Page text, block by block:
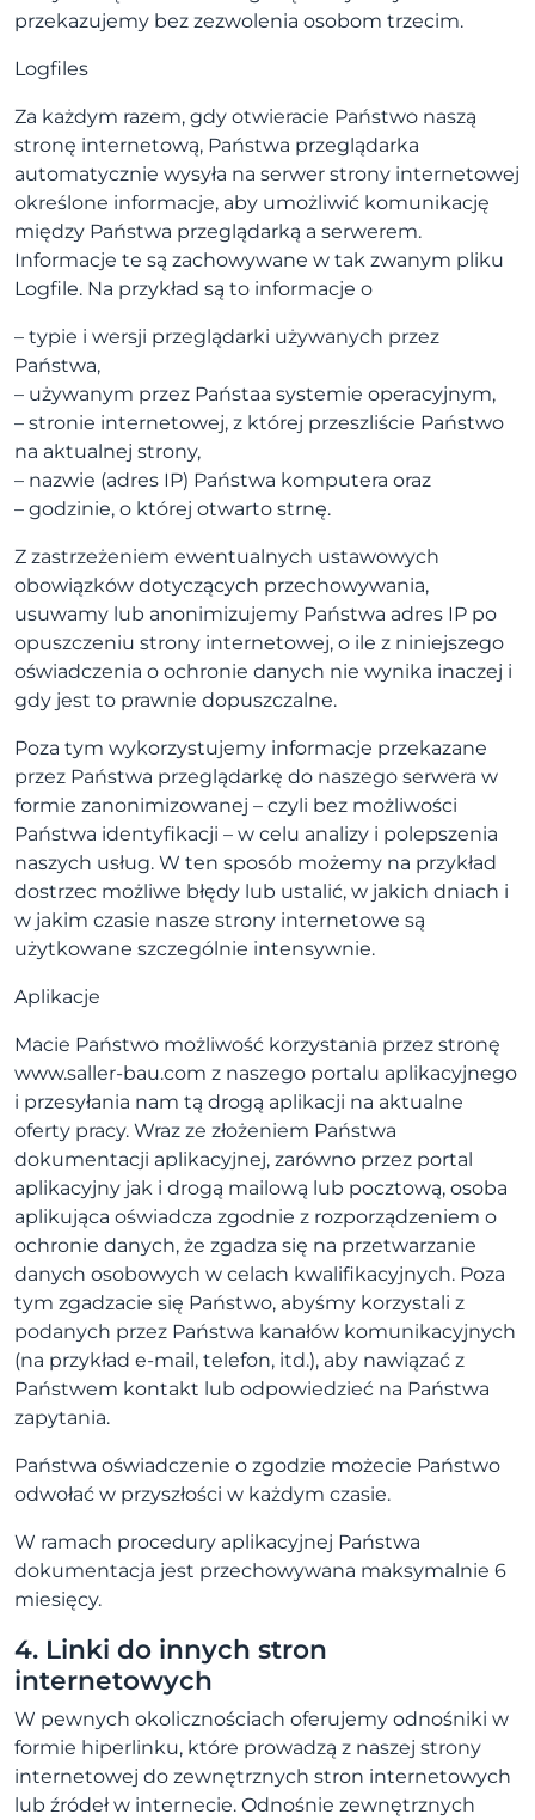
przekazujemy bez zezwolenia osobom trzecim.
Logfiles
Za każdym razem, gdy otwieracie Państwo naszą
stronę internetową, Państwa przeglądarka
automatycznie wysyła na serwer strony internetowej
określone informacje, aby umożliwić komunikację
między Państwa przeglądarką a serwerem.
Informacje te są zachowywane w tak zwanym pliku
Logfile. Na przykład są to informacje o
– typie i wersji przeglądarki używanych przez
Państwa,
– używanym przez Państaa systemie operacyjnym,
– stronie internetowej, z której przeszliście Państwo
na aktualnej strony,
– nazwie (adres IP) Państwa komputera oraz
– godzinie, o której otwarto strnę.
Z zastrzeżeniem ewentualnych ustawowych
obowiązków dotyczących przechowywania,
usuwamy lub anonimizujemy Państwa adres IP po
opuszczeniu strony internetowej, o ile z niniejszego
oświadczenia o ochronie danych nie wynika inaczej i
gdy jest to prawnie dopuszczalne.
Poza tym wykorzystujemy informacje przekazane
przez Państwa przeglądarkę do naszego serwera w
formie zanonimizowanej – czyli bez możliwości
Państwa identyfikacji – w celu analizy i polepszenia
naszych usług. W ten sposób możemy na przykład
dostrzec możliwe błędy lub ustalić, w jakich dniach i
w jakim czasie nasze strony internetowe są
użytkowane szczególnie intensywnie.
Aplikacje
Macie Państwo możliwość korzystania przez stronę
www.saller-bau.com z naszego portalu aplikacyjnego
i przesyłania nam tą drogą aplikacji na aktualne
oferty pracy. Wraz ze złożeniem Państwa
dokumentacji aplikacyjnej, zarówno przez portal
aplikacyjny jak i drogą mailową lub pocztową, osoba
aplikująca oświadcza zgodnie z rozporządzeniem o
ochronie danych, że zgadza się na przetwarzanie
danych osobowych w celach kwalifikacyjnych. Poza
tym zgadzacie się Państwo, abyśmy korzystali z
podanych przez Państwa kanałów komunikacyjnych
(na przykład e-mail, telefon, itd.), aby nawiązać z
Państwem kontakt lub odpowiedzieć na Państwa
zapytania.
Państwa oświadczenie o zgodzie możecie Państwo
odwołać w przyszłości w każdym czasie.
W ramach procedury aplikacyjnej Państwa
dokumentacja jest przechowywana maksymalnie 6
miesięcy.
4. Linki do innych stron
internetowych
W pewnych okolicznościach oferujemy odnośniki w
formie hiperlinku, które prowadzą z naszej strony
internetowej do zewnętrznych stron internetowych
lub źródeł w internecie. Odnośnie zewnętrznych